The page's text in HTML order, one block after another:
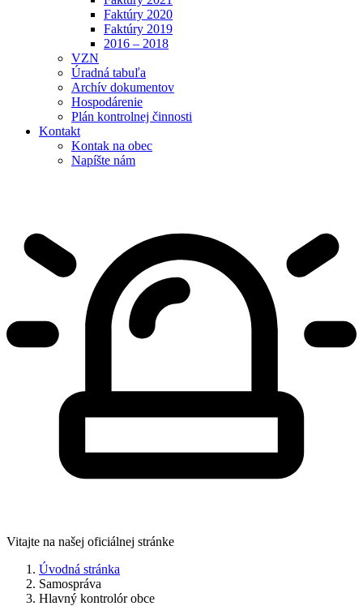
Faktúry 2020
Faktúry 2019
2016 – 2018
VZN
Úradná tabuľa
Archív dokumentov
Hospodárenie
Plán kontrolnej činnosti
Kontakt
Kontak na obec
Napíšte nám
Vitajte na našej oficiálnej stránke
Úvodná stránka
Samospráva
Hlavný kontrolór obce